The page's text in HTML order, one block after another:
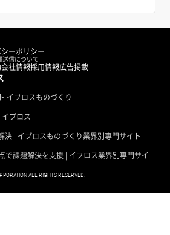
板製、コンクリート製など全ての
対応。新築・改修を問わず採用可
ならではの上質な意匠を実現
の天然木薄単板を採用。当社の壁
組み合わせ、木質感のある空間を
は、下記関連リンクよりご確認くだ
上への取り組みが評価されたもので
をはじめとする工場の法令対応や
境対応に課題をお持ちの際は、ぜ
ご相談ください。
う定期測定や突発対応のご相談に
部署】
センター（大阪府堺市堺区）
ーポリシー
送信について
会社情報採用情報広告掲載
イプロスものづくり
プロス
決 | イプロスものづくり業界別専門サイト
で課題解決を支援 | イプロス業界別専門サイ
ALL RIGHTS RESERVED.